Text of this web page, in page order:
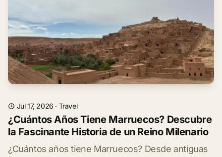
Jul 17, 2026 · Travel
¿Cuántos Años Tiene Marruecos? Descubre
la Fascinante Historia de un Reino Milenario
¿Cuántos años tiene Marruecos? Desde antiguas